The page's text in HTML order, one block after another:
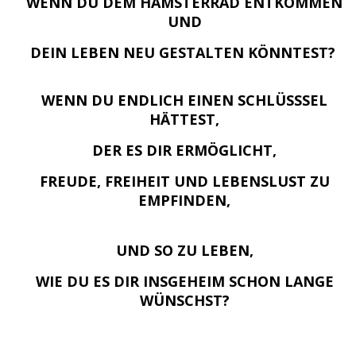
UND
DEIN LEBEN NEU GESTALTEN KÖNNTEST?
WENN DU ENDLICH EINEN SCHLÜSSSEL
HÄTTEST,
DER ES DIR ERMÖGLICHT,
FREUDE, FREIHEIT UND LEBENSLUST ZU
EMPFINDEN,
UND SO ZU LEBEN,
WIE DU ES DIR INSGEHEIM SCHON LANGE
WÜNSCHST?